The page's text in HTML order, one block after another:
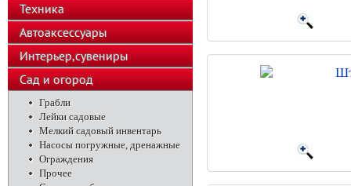
Техника
Автоаксессуары
Интерьер,сувениры
Сад и огород
Грабли
Лейки садовые
Мелкий садовый инвентарь
Насосы погружные, дренажные
Ограждения
Прочее